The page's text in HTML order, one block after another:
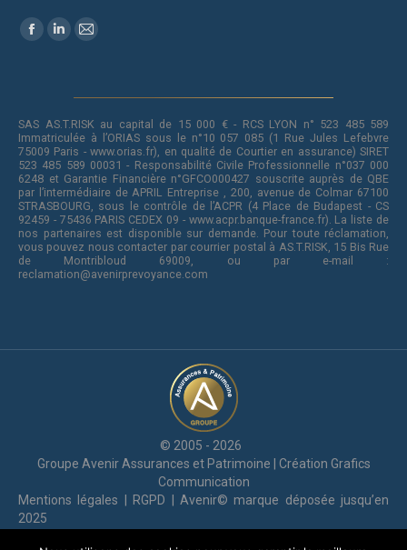
Trouvez nous sur :
Facebook
LinkedIn
Mail
SAS AS.T.RISK au capital de 15 000 € - RCS LYON n° 523 485 589
Immatriculée à l’ORIAS sous le n°10 057 085 (1 Rue Jules Lefebvre
75009 Paris - www.orias.fr), en qualité de Courtier en assurance) SIRET
523 485 589 00031 - Responsabilité Civile Professionnelle n°037 000
6248 et Garantie Financière n°GFCO000427 souscrite auprès de QBE
par l’intermédiaire de APRIL Entreprise , 200, avenue de Colmar 67100
STRASBOURG, sous le contrôle de l’ACPR (4 Place de Budapest - CS
92459 - 75436 PARIS CEDEX 09 - www.acpr.banque-france.fr). La liste de
nos partenaires est disponible sur demande. Pour toute réclamation,
vous pouvez nous contacter par courrier postal à AS.T.RISK, 15 Bis Rue
de Montribloud 69009, ou par e-mail :
reclamation@avenirprevoyance.com
© 2005 - 2026
Groupe Avenir Assurances et Patrimoine | Création Grafics
Communication
Mentions légales
RGPD | Avenir© marque déposée jusqu’en
2025